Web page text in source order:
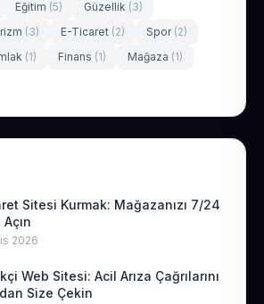
Eğitim (5) Güzellik (3)
(3) E-Ticaret (2) Spor (2)
(1) Finans (1) Mağaza (1)
Sitesi Kurmak: Mağazanızı 7/24
Açın
2026
Web Sitesi: Acil Arıza Çağrılarını
Size Çekin